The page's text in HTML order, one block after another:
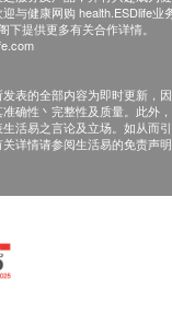
与健康网购 health.ESDlife业
提供更多有关合作详情。
表的全部内容为即时更新，
确性丶完整性及质量。此外
活易之言论及立场。如从而
详情请参阅生活易的免责声明